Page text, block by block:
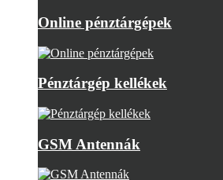
Online pénztárgépek
Pénztárgép kellékek
GSM Antennák